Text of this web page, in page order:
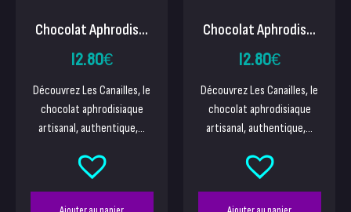
Chocolat Aphrodis...
12.80€
Découvrez Les Canailles, le
chocolat aphrodisiaque
artisanal, authentique,...
Chocolat Aphrodis...
12.80€
Découvrez Les Canailles, le
chocolat aphrodisiaque
artisanal, authentique,...